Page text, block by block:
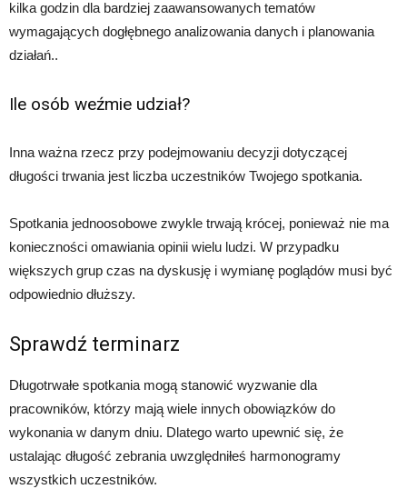
kilka godzin dla bardziej zaawansowanych tematów
wymagających dogłębnego analizowania danych i planowania
działań..
Ile osób weźmie udział?
Inna ważna rzecz przy podejmowaniu decyzji dotyczącej
długości trwania jest liczba uczestników Twojego spotkania.
Spotkania jednoosobowe zwykle trwają krócej, ponieważ nie ma
konieczności omawiania opinii wielu ludzi. W przypadku
większych grup czas na dyskusję i wymianę poglądów musi być
odpowiednio dłuższy.
Sprawdź terminarz
Długotrwałe spotkania mogą stanowić wyzwanie dla
pracowników, którzy mają wiele innych obowiązków do
wykonania w danym dniu. Dlatego warto upewnić się, że
ustalając długość zebrania uwzględniłeś harmonogramy
wszystkich uczestników.